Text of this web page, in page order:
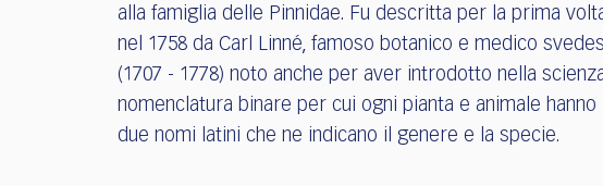
alla famiglia delle Pinnidae. Fu descritta per la prima
nel 1758 da Carl Linné, famoso botanico e medico
(1707 - 1778) noto anche per aver introdotto nella
nomenclatura binare per cui ogni pianta e animale hanno
due nomi latini che ne indicano il genere e la specie.